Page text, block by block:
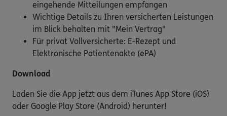
eingehende Mitteilungen empfangen
Wichtige Details zu Ihren versicherten Leistungen
im Blick behalten mit "Mein Vertrag"
Für privat Vollversicherte: E-Rezept und
Elektronische Patientenakte (ePA)
Download
Laden Sie die App jetzt aus dem iTunes App Store (iOS)
oder Google Play Store (Android) herunter!